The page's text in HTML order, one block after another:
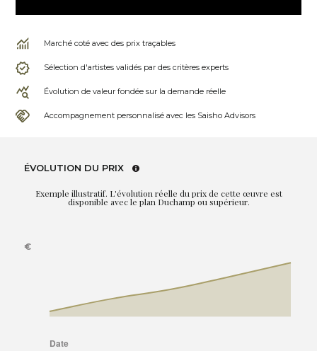
Marché coté avec des prix traçables
Sélection d'artistes validés par des critères experts
Évolution de valeur fondée sur la demande réelle
Accompagnement personnalisé avec les Saisho Advisors
ÉVOLUTION DU PRIX
Exemple illustratif. L'évolution réelle du prix de cette œuvre est
disponible avec le plan Duchamp ou supérieur.